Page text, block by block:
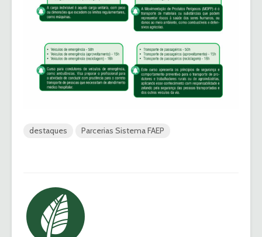
destaques Parcerias Sistema FAEP